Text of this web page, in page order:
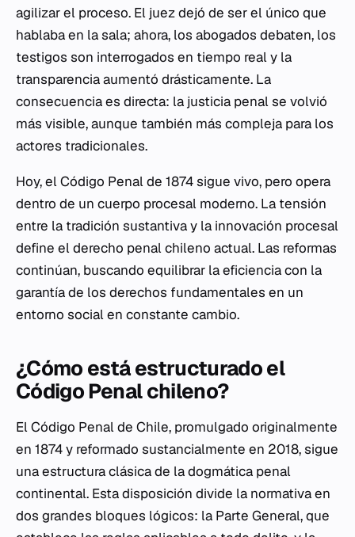
agilizar el proceso. El juez dejó de ser el único que
hablaba en la sala; ahora, los abogados debaten, los
testigos son interrogados en tiempo real y la
transparencia aumentó drásticamente. La
consecuencia es directa: la justicia penal se volvió
más visible, aunque también más compleja para los
actores tradicionales.
Hoy, el Código Penal de 1874 sigue vivo, pero opera
dentro de un cuerpo procesal moderno. La tensión
entre la tradición sustantiva y la innovación procesal
define el derecho penal chileno actual. Las reformas
continúan, buscando equilibrar la eficiencia con la
garantía de los derechos fundamentales en un
entorno social en constante cambio.
¿Cómo está estructurado el
Código Penal chileno?
El Código Penal de Chile, promulgado originalmente
en 1874 y reformado sustancialmente en 2018, sigue
una estructura clásica de la dogmática penal
continental. Esta disposición divide la normativa en
dos grandes bloques lógicos: la Parte General, que